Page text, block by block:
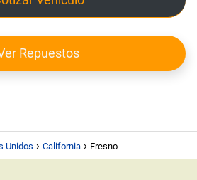
Repuestos
Unidos California Fresno